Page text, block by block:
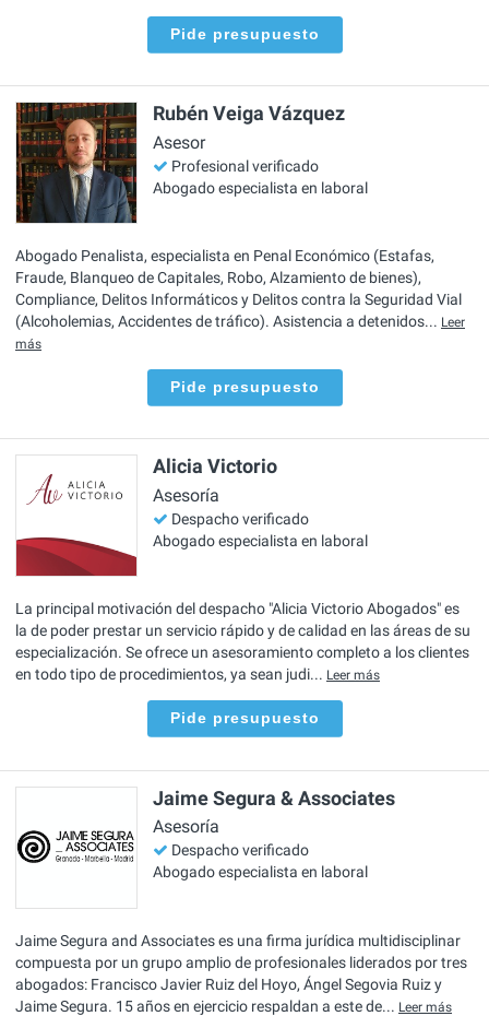
Pide presupuesto
Rubén Veiga Vázquez
Asesor
Profesional verificado
Abogado especialista en laboral
Abogado Penalista, especialista en Penal Económico (Estafas,
Fraude, Blanqueo de Capitales, Robo, Alzamiento de bienes),
Compliance, Delitos Informáticos y Delitos contra la Seguridad Vial
(Alcoholemias, Accidentes de tráfico). Asistencia a detenidos... Leer
más
Pide presupuesto
Alicia Victorio
Asesoría
Despacho verificado
Abogado especialista en laboral
La principal motivación del despacho "Alicia Victorio Abogados" es
la de poder prestar un servicio rápido y de calidad en las áreas de su
especialización. Se ofrece un asesoramiento completo a los clientes
en todo tipo de procedimientos, ya sean judi... Leer más
Pide presupuesto
Jaime Segura & Associates
Asesoría
Despacho verificado
Abogado especialista en laboral
Jaime Segura and Associates es una firma jurídica multidisciplinar
compuesta por un grupo amplio de profesionales liderados por tres
abogados: Francisco Javier Ruiz del Hoyo, Ángel Segovia Ruiz y
Jaime Segura. 15 años en ejercicio respaldan a este de... Leer más